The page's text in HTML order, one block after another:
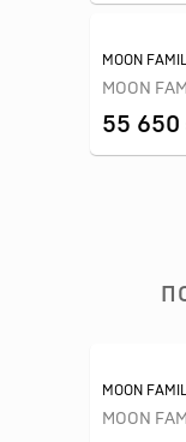
MOON
MOON
55 650
MOON
MOON